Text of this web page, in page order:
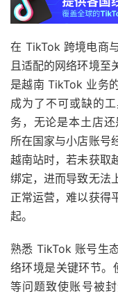
在 TikTok 跨境电商
且适配的网络环境至
是越南 TikTok 业务
成为了不可或缺的
务，无论是本土店
所在国家与小店账号
越南站时，若未获取
绑定，进而导致无法
正常运营，难以获得
起。
熟悉 TikTok 账号生
络环境是关键环节。
等问题致使账号被